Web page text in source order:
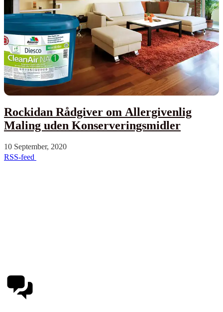
Rockidan Rådgiver om Allergivenlig
Maling uden Konserveringsmidler
10 September, 2020
RSS-feed